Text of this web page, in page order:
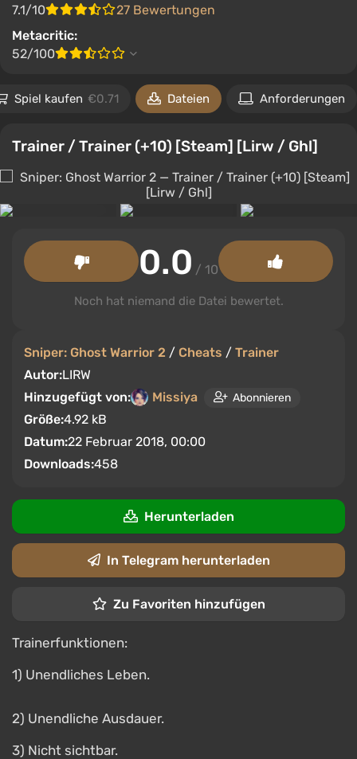
7.1/10
27 Bewertungen
Metacritic:
52/100
Spiel kaufen €0.71 Dateien Anforderungen
Trainer / Trainer (+10) [Steam] [Lirw / Ghl]
Sniper: Ghost Warrior 2 / Cheats / Trainer
Autor:LIRW
Hinzugefügt von:
Missiya Abonnieren
Größe:4.92 kB
Datum:22 Februar 2018, 00:00
Downloads:458
0.0 / 10
Noch hat niemand die Datei bewertet.
Herunterladen
In Telegram herunterladen
Zu Favoriten hinzufügen
Trainerfunktionen:
1) Unendliches Leben.
2) Unendliche Ausdauer.
3) Nicht sichtbar.